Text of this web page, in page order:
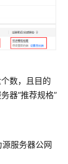
数，且目的
器“推荐规格”
服务器公网